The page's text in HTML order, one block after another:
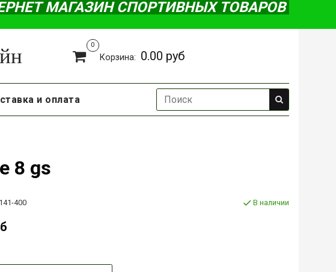
МАГАЗИН СПОРТИВНЫХ ТОВАРОВ
0
Корзина: 0.00 руб
и оплата
8 gs
400 В наличии